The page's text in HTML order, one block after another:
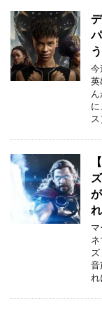
う
今
英
に
マ
ネ
音
れ